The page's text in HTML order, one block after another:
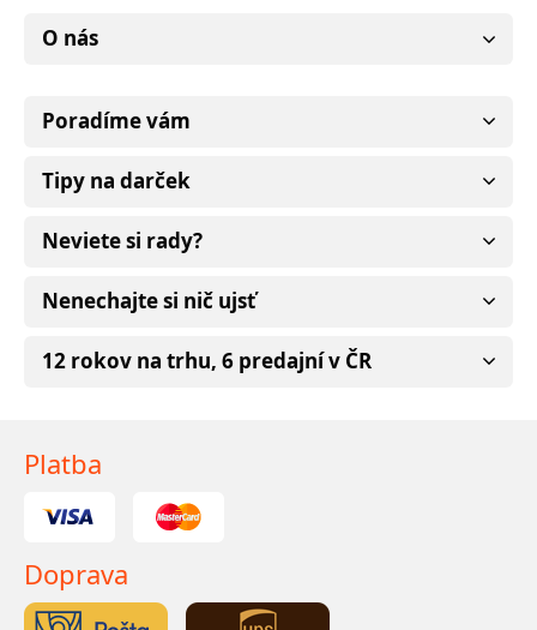
O nás
Poradíme vám
Tipy na darček
Neviete si rady?
Nenechajte si nič ujsť
12 rokov na trhu, 6 predajní v ČR
Platba
Doprava